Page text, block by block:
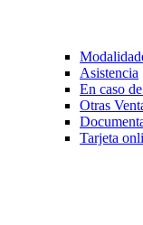
Asistencia
En caso
Otras
Tarjeta